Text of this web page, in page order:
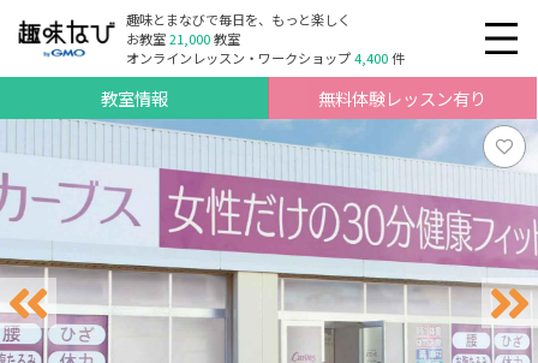
趣味とまなびで毎日を、もっと楽しく
お教室21,000教室
オンラインレッスン・ワークショップ4,400件
教室情報 無料体験レッスン有り